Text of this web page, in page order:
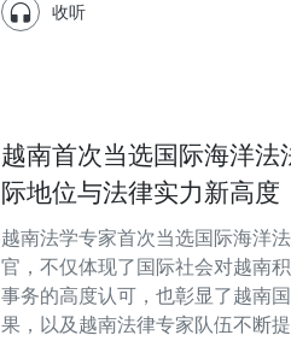
收听
越南首次当选国际海洋法
际地位与法律实力新高度
越南法学专家首次当选国际海洋
官，不仅体现了国际社会对越南
事务的高度认可，也彰显了越南
果，以及越南法律专家队伍不断